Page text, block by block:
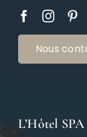
Nous
L’Hôtel SPA